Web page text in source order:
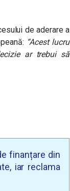
de aderare a
“Acest lucru
ar trebui să
finanțare din
iar reclama